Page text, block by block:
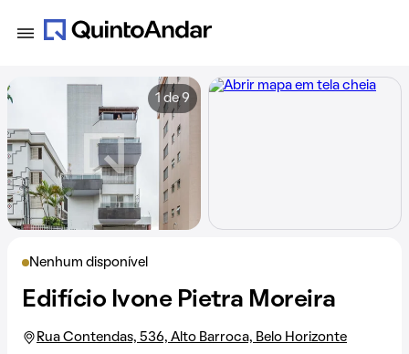
Nenhum disponível
Edifício Ivone Pietra Moreira
Rua Contendas, 536, Alto Barroca, Belo Horizonte
1 de 9